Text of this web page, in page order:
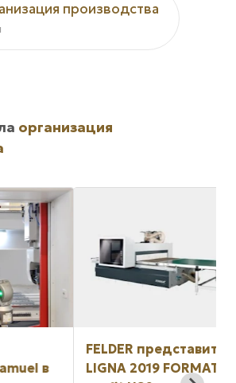
производства
организация
на
4
Festool
новый